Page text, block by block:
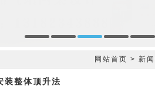
网站首页 > 新
装整体顶升法